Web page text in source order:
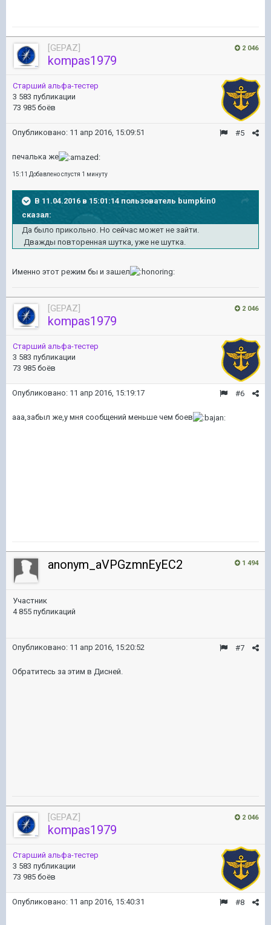
2 046
[GEPAZ]
kompas1979
Старший альфа-тестер
3 583 публикации
73 985 боёв
#5
Опубликовано: 11 апр 2016, 15:09:51
печалька же
15:11 Добавлено спустя 1 минуту
В 11.04.2016 в 15:01:14 пользователь bumpkin0
сказал:
Да было прикольно. Но сейчас может не зайти.
Дважды повторенная шутка, уже не шутка.
Именно этот режим бы и зашел
2 046
[GEPAZ]
kompas1979
Старший альфа-тестер
3 583 публикации
73 985 боёв
#6
Опубликовано: 11 апр 2016, 15:19:17
ааа,забыл же,у мня сообщений меньше чем боев
1 494
anonym_aVPGzmnEyEC2
Участник
4 855 публикаций
#7
Опубликовано: 11 апр 2016, 15:20:52
Обратитесь за этим в Дисней.
2 046
[GEPAZ]
kompas1979
Старший альфа-тестер
3 583 публикации
73 985 боёв
#8
Опубликовано: 11 апр 2016, 15:40:31